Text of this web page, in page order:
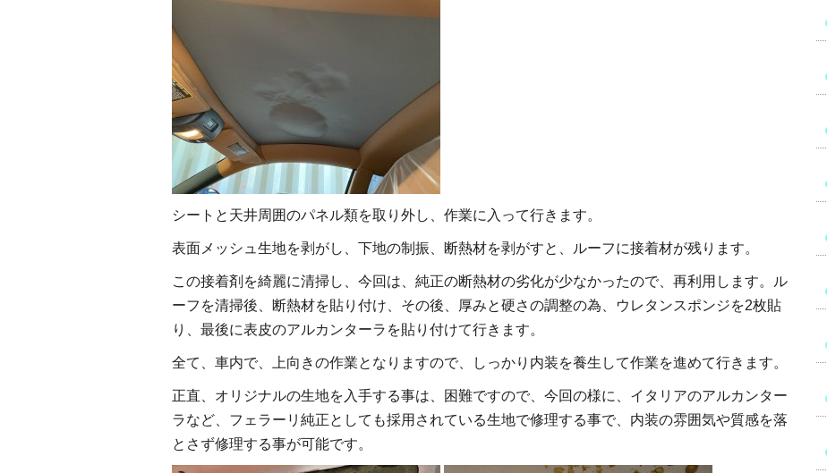
シートと天井周囲のパネル類を取り外し、作業に入って行きます。
表面メッシュ生地を剥がし、下地の制振、断熱材を剥がすと、ルーフに接着材が残ります。
この接着剤を綺麗に清掃し、今回は、純正の断熱材の劣化が少なかったので、再利用します。ル
ーフを清掃後、断熱材を貼り付け、その後、厚みと硬さの調整の為、ウレタンスポンジを2枚貼
り、最後に表皮のアルカンターラを貼り付けて行きます。
全て、車内で、上向きの作業となりますので、しっかり内装を養生して作業を進めて行きます。
正直、オリジナルの生地を入手する事は、困難ですので、今回の様に、イタリアのアルカンター
ラなど、フェラーリ純正としても採用されている生地で修理する事で、内装の雰囲気や質感を落
とさず修理する事が可能です。